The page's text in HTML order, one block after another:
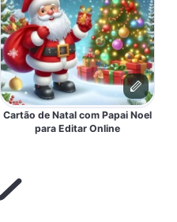
Cartão de Natal com Papai Noel
para Editar Online